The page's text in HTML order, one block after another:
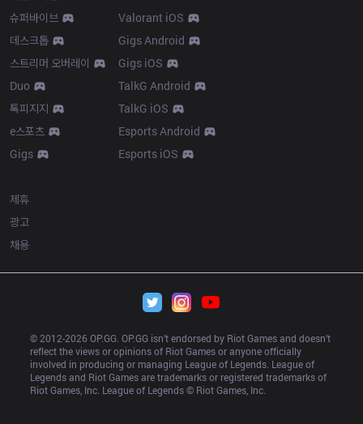
슈퍼바이브
데스크톱
스트리머 오버레이
Duo
톡피지지
e스포츠
Gigs
Valorant iOS
Gigs Android
Gigs iOS
TalkG Android
TalkG iOS
Esports Android
Esports iOS
제휴
광고
채용
© 2012-2026 OP.GG. OP.GG isn’t endorsed by Riot Games and doesn’t
reflect the views or opinions of Riot Games or anyone officially
involved in producing or managing League of Legends. League of
Legends and Riot Games are trademarks or registered trademarks of
Riot Games, Inc. League of Legends © Riot Games, Inc.